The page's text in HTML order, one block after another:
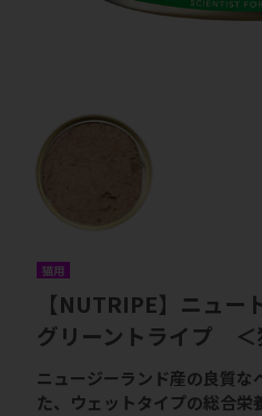
猫用
【NUTRIPE】ニュ
グリーントライプ ＜
ニュージーランド産の良質な
た、ウェットタイプの総合栄